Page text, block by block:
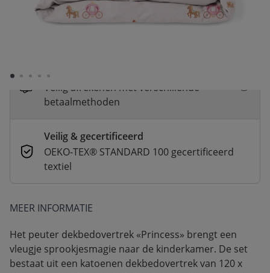
Snelle levering
Voor 23:00 besteld, dezelfde dag
Betaal nu of in 3 delen
Veilig afrekenen met verschillende
betaalmethoden
Veilig & gecertificeerd
OEKO-TEX® STANDARD 100 gecertificeerd
textiel
MEER INFORMATIE
Het peuter dekbedovertrek «Princess» brengt een
vleugje sprookjesmagie naar de kinderkamer. De set
bestaat uit een katoenen dekbedovertrek van 120 x